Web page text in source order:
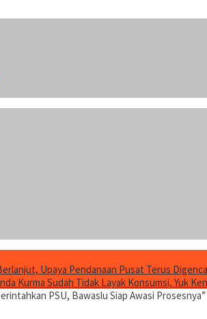
Upaya Pendanaan Pusat Terus
Kurma Sudah Tidak Layak Konsumsi, Yuk
PSU, Bawaslu Siap Awasi Prosesnya”